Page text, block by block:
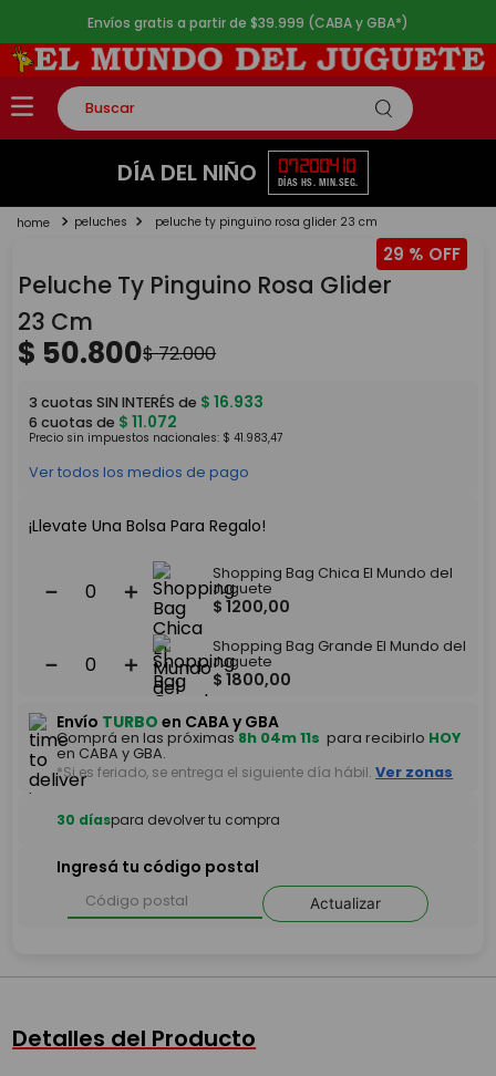
Envíos gratis a partir de $39.999 (CABA y GBA*)
Buscar
TÉRMINOS MÁS BUSCADOS
2.
lego
5. toy story
DÍA DEL NIÑO 07
DÍAS
20
HS.
04
MIN.
10
SEG.
peluches peluche ty pinguino rosa glider 23 cm
29 %
Peluche Ty Pinguino Rosa Glider
23 Cm
$ 50.800$72.000
3 cuotas SIN INTERÉS de $ 16.933
6 cuotas de $ 11.072
Precio sin impuestos nacionales: $ 41.983,47
Ver todos los medios de pago
¡Llevate Una Bolsa Para Regalo!
＋
－
Shopping Bag Chica El Mundo del
Juguete
$ 1200,00
＋
－
Shopping Bag Grande El Mundo del
Juguete
$ 1800,00
Envío TURBO en CABA y GBA
Comprá en las próximas8h 04m 11s para recibirlo HOY
en CABA y GBA.
*Si es feriado, se entrega el siguiente día hábil. Ver zonas
30 díaspara devolver tu compra
Ingresá tu código postal
Actualizar
Detalles del Producto